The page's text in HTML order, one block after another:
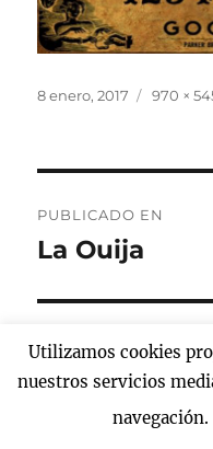
Publicado
8 enero, 2017
Tamaño
970 ×
de
PUBLICADO EN
La Ouija
Ouija Funciona
Utilizamos cookies
nuestros servicios
navegación.